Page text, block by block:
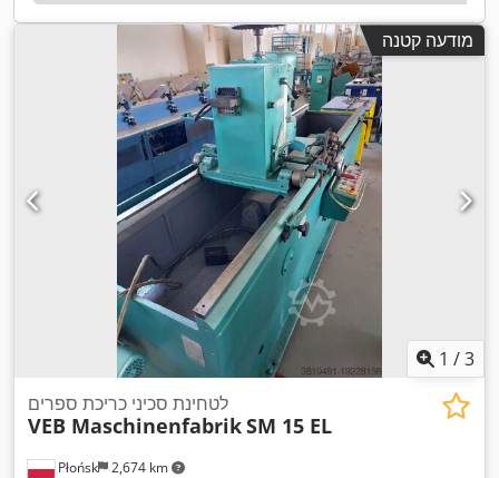
מודעה קטנה
1 /3
Płońsk 2,674 km
לטחינת סכיני כריכת ספרים
VEB MaschinenfabrikSM 15 EL